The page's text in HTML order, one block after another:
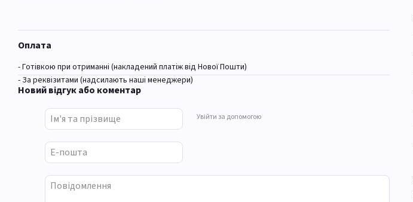
Оплата
- Готівкою при отриманні (накладений платіж від Нової Пошти)
- За реквізитами (надсилають наші менеджери)
Новий відгук або коментар
Увійти за допомогою